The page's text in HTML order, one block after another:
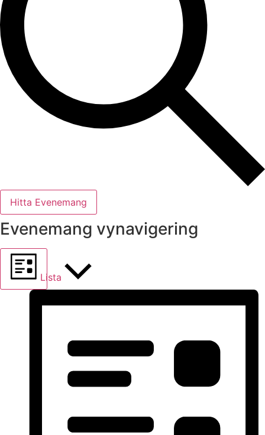
Hitta Evenemang
Evenemang vynavigering
Lista